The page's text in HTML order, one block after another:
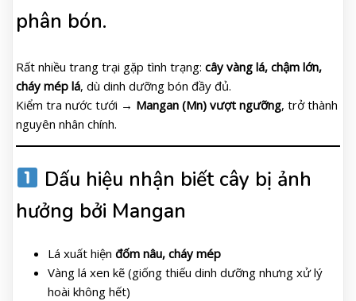
phân bón.
Rất nhiều trang trại gặp tình trạng: cây vàng lá, chậm lớn,
cháy mép lá, dù dinh dưỡng bón đầy đủ.
Kiểm tra nước tưới → Mangan (Mn) vượt ngưỡng, trở thành
nguyên nhân chính.
Dấu hiệu nhận biết cây bị ảnh
hưởng bởi Mangan
Lá xuất hiện đốm nâu, cháy mép
Vàng lá xen kẽ (giống thiếu dinh dưỡng nhưng xử lý
hoài không hết)